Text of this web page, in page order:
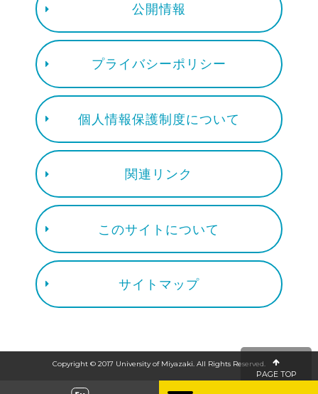
公開情報
プライバシーポリシー
個人情報保護制度について
関連リンク
このサイトについて
サイトマップ
PAGE TOP
Copyright © 2017 University of Miyazaki. All Rights Reserved.